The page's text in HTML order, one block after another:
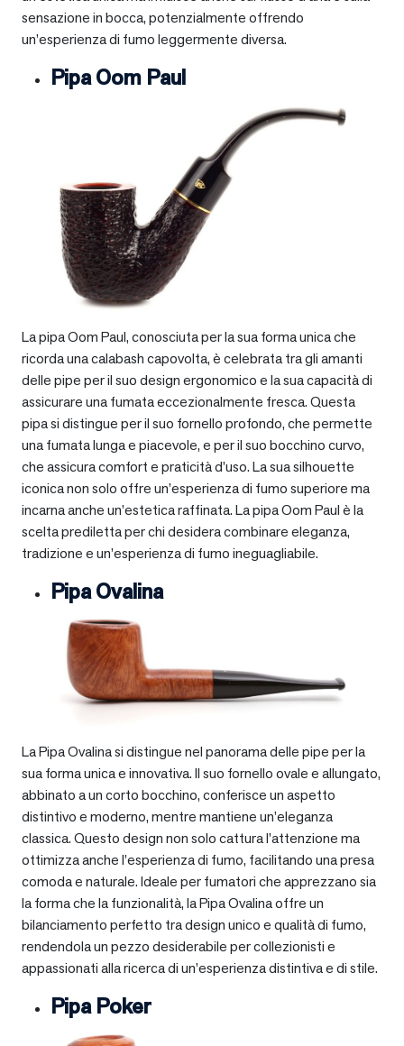
sensazione in bocca, potenzialmente offrendo
un’esperienza di fumo leggermente diversa.
Pipa Oom Paul
La pipa Oom Paul, conosciuta per la sua forma unica che
ricorda una calabash capovolta, è celebrata tra gli amanti
delle pipe per il suo design ergonomico e la sua capacità di
assicurare una fumata eccezionalmente fresca. Questa
pipa si distingue per il suo fornello profondo, che permette
una fumata lunga e piacevole, e per il suo bocchino curvo,
che assicura comfort e praticità d’uso. La sua silhouette
iconica non solo offre un’esperienza di fumo superiore ma
incarna anche un’estetica raffinata. La pipa Oom Paul è la
scelta prediletta per chi desidera combinare eleganza,
tradizione e un’esperienza di fumo ineguagliabile.
Pipa Ovalina
La Pipa Ovalina si distingue nel panorama delle pipe per la
sua forma unica e innovativa. Il suo fornello ovale e allungato,
abbinato a un corto bocchino, conferisce un aspetto
distintivo e moderno, mentre mantiene un’eleganza
classica. Questo design non solo cattura l’attenzione ma
ottimizza anche l’esperienza di fumo, facilitando una presa
comoda e naturale. Ideale per fumatori che apprezzano sia
la forma che la funzionalità, la Pipa Ovalina offre un
bilanciamento perfetto tra design unico e qualità di fumo,
rendendola un pezzo desiderabile per collezionisti e
appassionati alla ricerca di un’esperienza distintiva e di stile.
Pipa Poker